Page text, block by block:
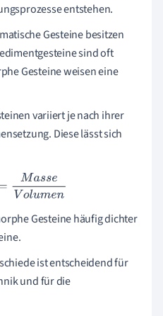
entstehen.
Gesteine besitzen
sind oft
Gesteine weisen eine
variiert je nach ihrer
Diese lässt sich
a sseVolumen
Gesteine häufig dichter
ist entscheidend für
und für die